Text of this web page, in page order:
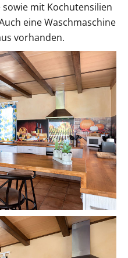
mit Kochutensilien
eine Waschmaschine
vorhanden.